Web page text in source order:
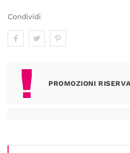
Condividi
PROMOZIONI